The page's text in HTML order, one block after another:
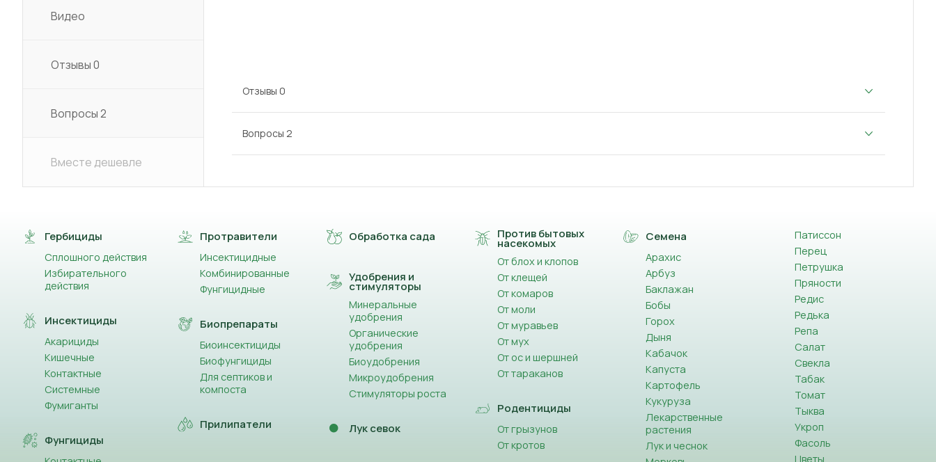
Видео
Отзывы0
Вопросы2
Вместе дешевле
Отзывы 0
Вопросы 2
Гербициды
Сплошного действия
Избирательного
действия
Инсектициды
Акарициды
Кишечные
Контактные
Системные
Фумиганты
Фунгициды
Протравители
Инсектицидные
Комбинированные
Фунгицидные
Биопрепараты
Биоинсектициды
Биофунгициды
Для септиков и
компоста
Прилипатели
Обработка сада
Удобрения и
стимуляторы
Минеральные
удобрения
Органические
удобрения
Биоудобрения
Микроудобрения
Стимуляторы роста
Лук севок
Против бытовых
насекомых
От блох и клопов
От клещей
От комаров
От моли
От муравьев
От мух
От ос и шершней
От тараканов
Родентициды
От грызунов
От кротов
Семена
Арахис
Арбуз
Баклажан
Бобы
Горох
Дыня
Кабачок
Капуста
Картофель
Кукуруза
Лекарственные
растения
Лук и чеснок
Патиссон
Перец
Петрушка
Пряности
Редис
Редька
Репа
Салат
Свекла
Табак
Томат
Тыква
Укроп
Фасоль
Цветы